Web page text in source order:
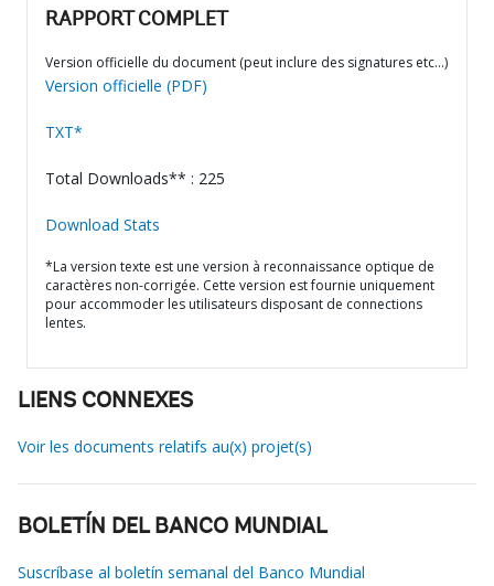
RAPPORT COMPLET
Version officielle du document (peut inclure des signatures etc…)
Version officielle (PDF)
TXT*
Total Downloads** : 225
Download Stats
*La version texte est une version à reconnaissance optique de
caractères non-corrigée. Cette version est fournie uniquement
pour accommoder les utilisateurs disposant de connections
lentes.
LIENS CONNEXES
Voir les documents relatifs au(x) projet(s)
BOLETÍN DEL BANCO MUNDIAL
Suscríbase al boletín semanal del Banco Mundial